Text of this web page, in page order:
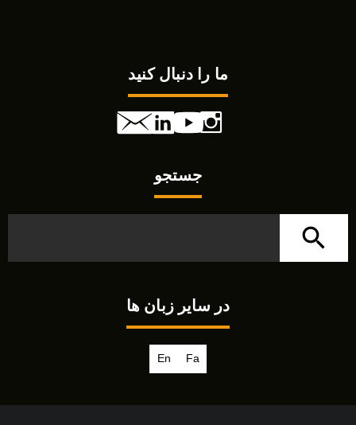
ما را دنبال کنید
جستجو
در سایر زبان ها
Fa
En